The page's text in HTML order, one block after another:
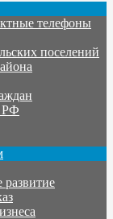
телефоны
поселений
РФ
развитие